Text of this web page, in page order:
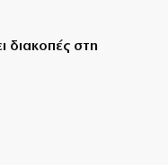
διακοπές στη